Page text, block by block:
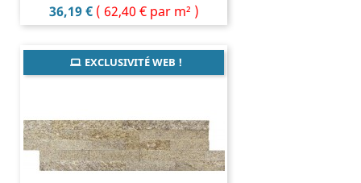
Prix
36,19 € ( 62,40 € par m² )
EXCLUSIVITÉ WEB !